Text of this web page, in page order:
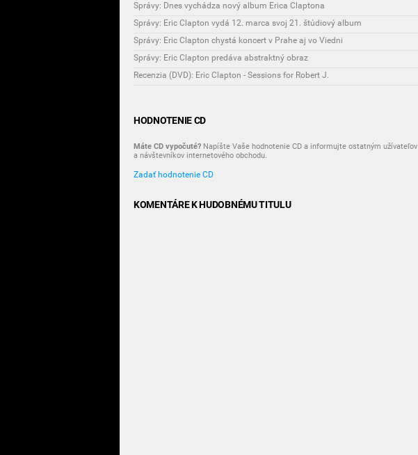
Správy: Dnes vychádza nový album Erica Claptona
Správy: Eric Clapton vydá 12. marca svoj 21. štúdiový album
Správy: Eric Clapton chystá koncert v Prahe aj vo Viedni
Správy: Eric Clapton predáva abstraktný obraz
Recenzia (DVD): Eric Clapton - Sessions for Robert J.
HODNOTENIE CD
Máte CD vypočuté? Napíšte Vaše hodnotenie CD a informujte ostatným užívateľov
a návštevníkov internetového obchodu.
Zadať hodnotenie CD
KOMENTÁRE K HUDOBNÉMU TITULU